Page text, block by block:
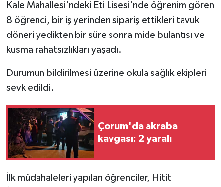
Kale Mahallesi'ndeki Eti Lisesi'nde öğrenim gören
8 öğrenci, bir iş yerinden sipariş ettikleri tavuk
döneri yedikten bir süre sonra mide bulantısı ve
kusma rahatsızlıkları yaşadı.
Durumun bildirilmesi üzerine okula sağlık ekipleri
sevk edildi.
Çorum'da akraba
kavgası: 2 yaralı
İlk müdahaleleri yapılan öğrenciler, Hitit